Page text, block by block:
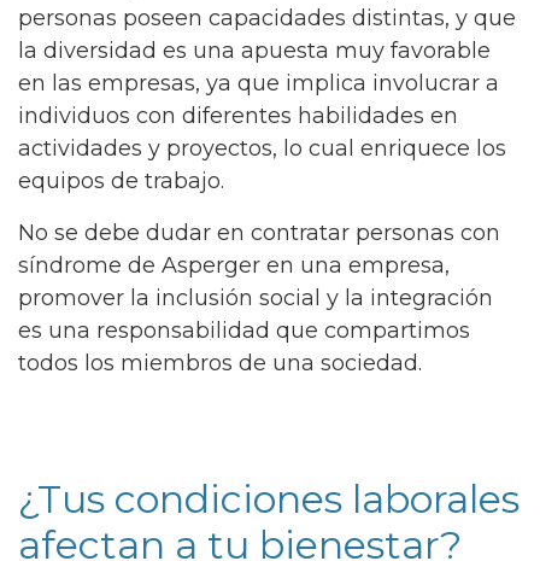
personas poseen capacidades distintas, y que
la diversidad es una apuesta muy favorable
en las empresas, ya que implica involucrar a
individuos con diferentes habilidades en
actividades y proyectos, lo cual enriquece los
equipos de trabajo.
No se debe dudar en contratar personas con
síndrome de Asperger en una empresa,
promover la inclusión social y la integración
es una responsabilidad que compartimos
todos los miembros de una sociedad.
¿Tus condiciones laborales
afectan a tu bienestar?